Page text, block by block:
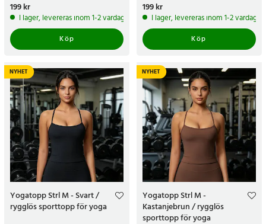
Pris:199 kr
199 kr
I lager, levereras inom 1-2 vardagar
Köp
Pris:199 kr
199 kr
I lager, levereras inom 1-2 vardagar
Köp
NYHET
Yogatopp Strl M - Svart /
rygglös sporttopp för yoga
NYHET
Yogatopp Strl M -
Kastanjebrun / rygglös
sporttopp för yoga